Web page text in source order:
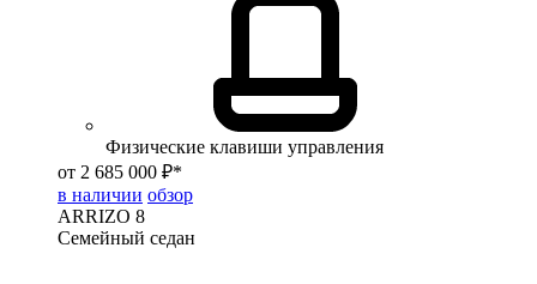
Физические клавиши управления
от 2 685 000 ₽*
в наличии обзор
ARRIZO 8
Семейный седан